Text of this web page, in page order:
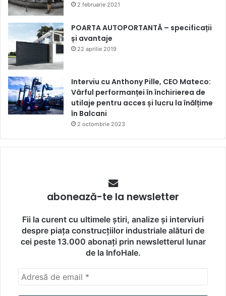
2 februarie 2021
POARTA AUTOPORTANTĂ – specificații
și avantaje
22 aprilie 2019
Interviu cu Anthony Pille, CEO Mateco:
Vârful performanței în închirierea de
utilaje pentru acces și lucru la înălțime
în Balcani
2 octombrie 2023
abonează-te la newsletter
Fii la curent cu ultimele știri, analize și interviuri
despre piața construcțiilor industriale alături de
cei peste 13.000 abonați prin newsletterul lunar
de la InfoHale.